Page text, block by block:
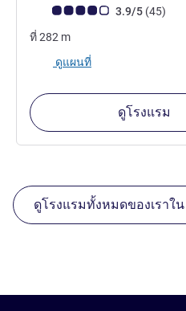
คะแนนความคิดเห็นจากแขก (เร
3.9/5 (45รีวิว
)
ที่282 m
ดูแผนที่
ดูโรงแรม
ดูโรงแรมทั้งหมดของเราใ